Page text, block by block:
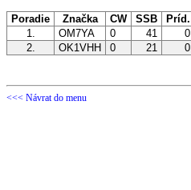
Poradie Značka CW SSB Príd.
1.
OM7YA 0 41 0
2.
OK1VHH 0 21 0
<<< Návrat do menu